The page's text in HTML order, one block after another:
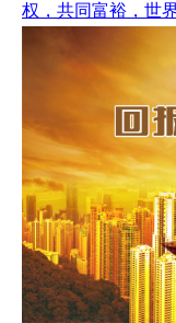
权，共同富裕，世